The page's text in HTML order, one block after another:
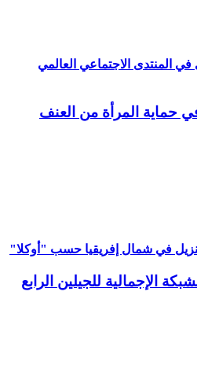
المنتدى الاجتماعي العالمي
حماية المرأة من العنف
في شمال إفريقيا حسب "أوكلا"
الإجمالية للجيلين الرابع